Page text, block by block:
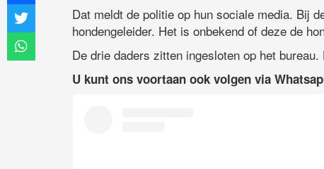
Dat meldt de politie op hun sociale media. Bij
hondengeleider. Het is onbekend of deze de
De drie daders zitten ingesloten op het
U kunt ons voortaan ook volgen via